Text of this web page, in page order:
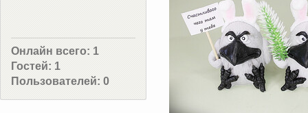
Онлайн всего: 1
Гостей: 1
Пользователей: 0